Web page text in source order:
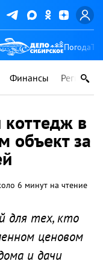
Погода
Финансы Регионы
в
объект за
6 минут на чтение
для тех, кто
ценовом
и дачи